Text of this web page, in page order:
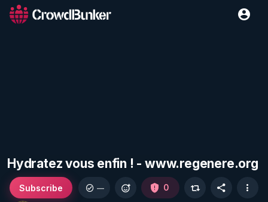
Hydratez vous enfin ! - www.regenere.org
Subscribe — 0